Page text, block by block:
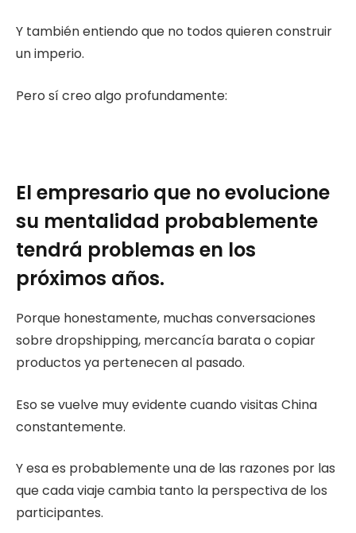
Y también entiendo que no todos quieren construir
un imperio.
Pero sí creo algo profundamente:
El empresario que no evolucione
su mentalidad probablemente
tendrá problemas en los
próximos años.
Porque honestamente, muchas conversaciones
sobre dropshipping, mercancía barata o copiar
productos ya pertenecen al pasado.
Eso se vuelve muy evidente cuando visitas China
constantemente.
Y esa es probablemente una de las razones por las
que cada viaje cambia tanto la perspectiva de los
participantes.